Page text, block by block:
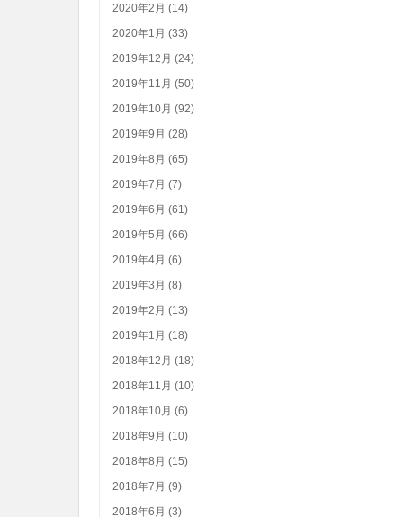
2020年2月 (14)
2020年1月 (33)
2019年12月 (24)
2019年11月 (50)
2019年10月 (92)
2019年9月 (28)
2019年8月 (65)
2019年7月 (7)
2019年6月 (61)
2019年5月 (66)
2019年4月 (6)
2019年3月 (8)
2019年2月 (13)
2019年1月 (18)
2018年12月 (18)
2018年11月 (10)
2018年10月 (6)
2018年9月 (10)
2018年8月 (15)
2018年7月 (9)
2018年6月 (3)